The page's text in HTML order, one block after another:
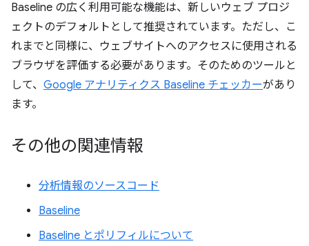
Baseline の広く利用可能な機能は、新しいウェブ プロジ
ェクトのデフォルトとして推奨されています。ただし、こ
れまでと同様に、ウェブサイトへのアクセスに使用される
ブラウザを評価する必要があります。そのためのツールと
して、 Google アナリティクス Baseline チェッカーがあり
ます。
その他の関連情報
分析情報のソースコード
Baseline
Baseline とポリフィルについて